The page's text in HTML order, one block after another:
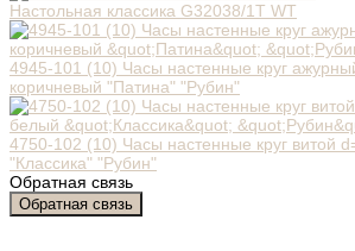
Настольная классика G32038/1T WT
4945-101 (10) Часы настенные круг
коричневый "Патина" "Рубин"
4750-102 (10) Часы настенные круг витой
"Классика" "Рубин"
Обратная связь
Обратная связь